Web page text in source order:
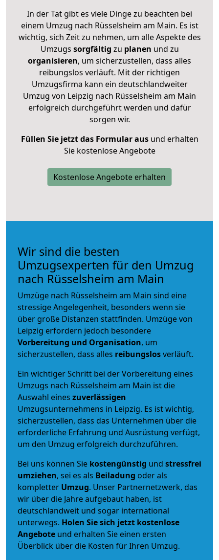
In der Tat gibt es viele Dinge zu beachten bei
einem Umzug nach Rüsselsheim am Main. Es ist
wichtig, sich Zeit zu nehmen, um alle Aspekte des
Umzugs sorgfältig zu planen und zu
organisieren, um sicherzustellen, dass alles
reibungslos verläuft. Mit der richtigen
Umzugsfirma kann ein deutschlandweiter
Umzug von Leipzig nach Rüsselsheim am Main
erfolgreich durchgeführt werden und dafür
sorgen wir.
Füllen Sie jetzt das Formular ausund erhalten
Sie kostenlose Angebote
Kostenlose Angebote erhalten
Wir sind die besten
Umzugsexperten für den Umzug
nach Rüsselsheim am Main
Umzüge nach Rüsselsheim am Main sind eine
stressige Angelegenheit, besonders wenn sie
über große Distanzen stattfinden. Umzüge von
Leipzig erfordern jedoch besondere
Vorbereitung und Organisation, um
sicherzustellen, dass alles reibungslosverläuft.
Ein wichtiger Schritt bei der Vorbereitung eines
Umzugs nach Rüsselsheim am Main ist die
Auswahl eines zuverlässigen
Umzugsunternehmens in Leipzig. Es ist wichtig,
sicherzustellen, dass das Unternehmen über die
erforderliche Erfahrung und Ausrüstung verfügt,
um den Umzug erfolgreich durchzuführen.
Bei uns können Sie kostengünstig und stressfrei
umziehen, sei es als Beiladung oder als
kompletter Umzug. Unser Partnernetzwerk, das
wir über die Jahre aufgebaut haben, ist
deutschlandweit und sogar international
unterwegs. Holen Sie sich jetzt kostenlose
Angebote und erhalten Sie einen ersten
Überblick über die Kosten für Ihren Umzug.